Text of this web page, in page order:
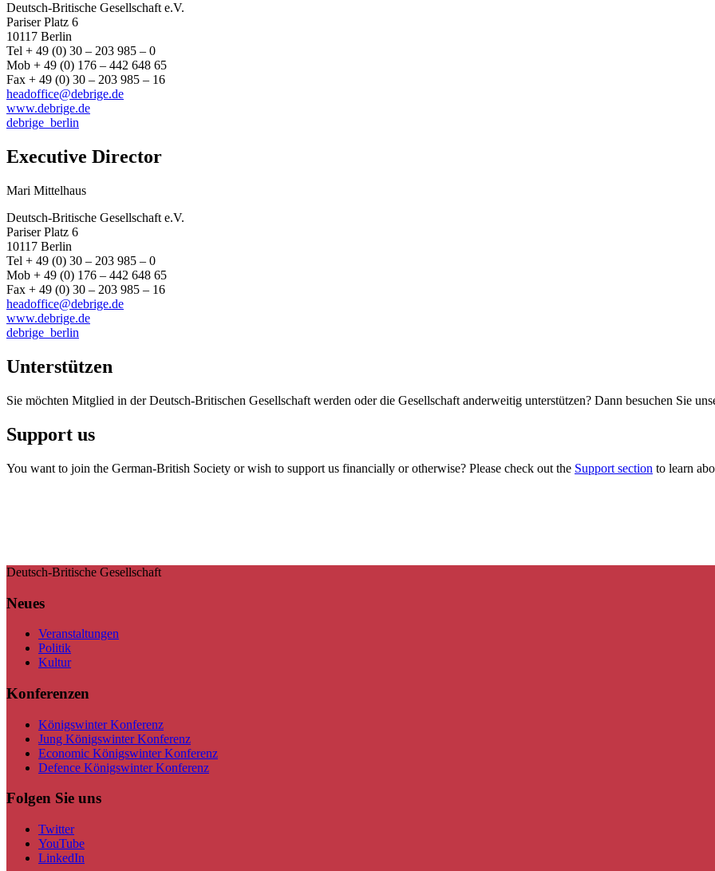
Deutsch-Britische Gesellschaft e.V.
Pariser Platz 6
10117 Berlin
Tel + 49 (0) 30 – 203 985 – 0
Mob + 49 (0) 176 – 442 648 65
Fax + 49 (0) 30 – 203 985 – 16
headoffice@debrige.de
www.debrige.de
debrige_berlin
Executive Director
Mari Mittelhaus
Deutsch-Britische Gesellschaft e.V.
Pariser Platz 6
10117 Berlin
Tel + 49 (0) 30 – 203 985 – 0
Mob + 49 (0) 176 – 442 648 65
Fax + 49 (0) 30 – 203 985 – 16
headoffice@debrige.de
www.debrige.de
debrige_berlin
Unterstützen
Sie möchten Mitglied in der Deutsch-Britischen Gesellschaft werden oder die Gesellschaft anderweitig unterstützen? Dann besuchen Sie
Support us
You want to join the German-British Society or wish to support us financially or otherwise? Please check out the Support section to learn
Deutsch-Britische Gesellschaft
Neues
Veranstaltungen
Politik
Kultur
Konferenzen
Königswinter Konferenz
Jung Königswinter Konferenz
Economic Königswinter Konferenz
Defence Königswinter Konferenz
Folgen Sie uns
Twitter
YouTube
LinkedIn